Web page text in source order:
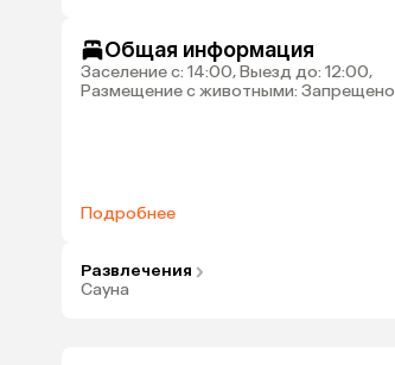
Общая информация
Заселение с: 14:00, Выезд до: 12:00,
Размещение с животными: Запрещено
Подробнее
Развлечения
Сауна